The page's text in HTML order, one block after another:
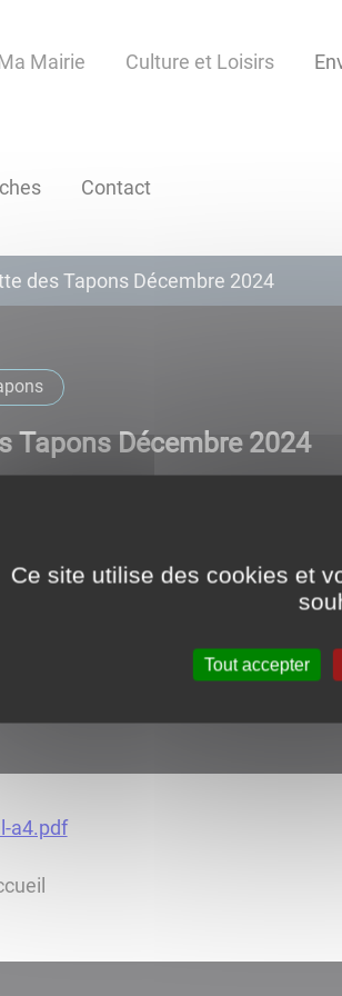
Mairie Culture et Loisirs
Contact
des Tapons Décembre 2024
Tapons Décembre 2024
a4.pdf
Ce site utilise des cookies et
Tout accepter